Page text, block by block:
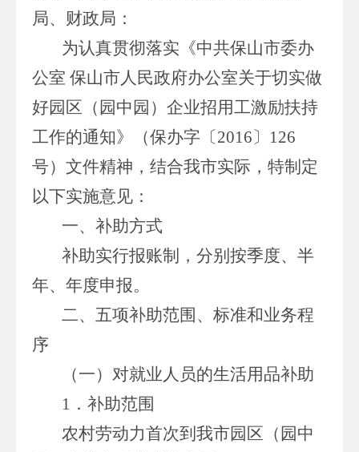
局、财政局：
为认真贯彻落实《中共保山市委办
公室 保山市人民政府办公室关于切实做
好园区（园中园）企业招用工激励扶持
工作的通知》（保办字〔2016〕126
号）文件精神，结合我市实际，特制定
以下实施意见：
一、补助方式
补助实行报账制，分别按季度、半
年、年度申报。
二、五项补助范围、标准和业务程
序
（一）对就业人员的生活用品补助
1．补助范围
农村劳动力首次到我市园区（园中